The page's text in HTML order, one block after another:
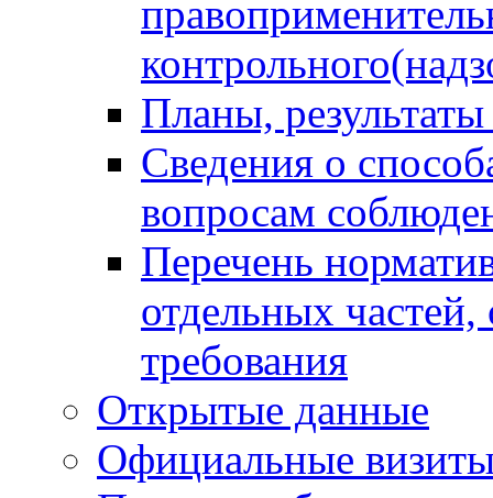
Планы,
Сведения о
вопросам
Перечень
отдельных
требования
Открытые данные
Официальные